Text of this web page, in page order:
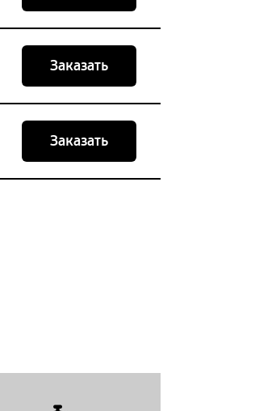
Заказать
Заказать